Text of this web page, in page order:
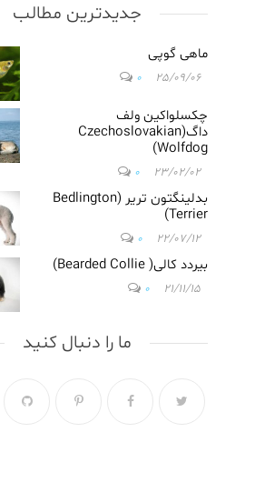
جدیدترین مطالب
ماهی گوپی
25/09/06
0
چکسلواکین ولف
داگ(Czechoslovakian
Wolfdog)
23/02/02
0
بدلینگتون تریر (Bedlington
Terrier)
22/07/12
0
بیردد کالی( Bearded Collie)
21/11/15
0
ما را دنبال کنید